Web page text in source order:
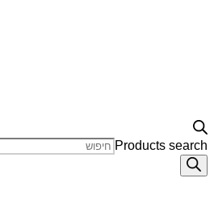
Products search